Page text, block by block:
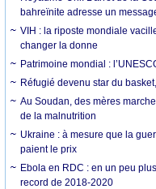
bahreïnite adresse un
VIH : la riposte mondiale
changer la donne
Patrimoine mondial :
Réfugié devenu star du
Au Soudan, des mères
de la malnutrition
Ukraine : à mesure que la
paient le prix
Ebola en RDC : en un peu
record de 2018-2020